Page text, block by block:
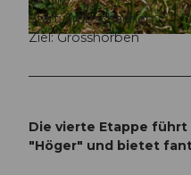
© Fabienne Röösli, Emmental Tourismus
Start: Trubschachen
Ziel: Grosshorben
Die vierte Etappe
"Höger" und bietet